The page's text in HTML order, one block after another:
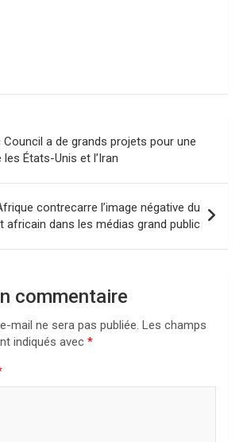
a de grands projets pour une
États-Unis et l’Iran
contrecarre l’image négative du
africain dans les médias grand public
commentaire
mail ne sera pas publiée. Les champs
indiqués avec *